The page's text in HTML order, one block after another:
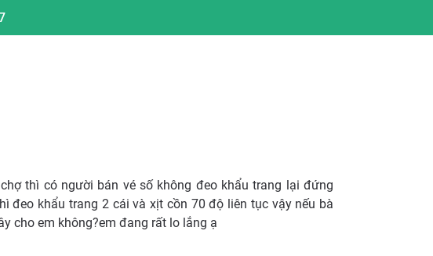
thì có người bán vé số không đeo khẩu trang lại đứng
đeo khẩu trang 2 cái và xịt cồn 70 độ liên tục vậy nếu bà
cho em không?em đang rất lo lắng ạ